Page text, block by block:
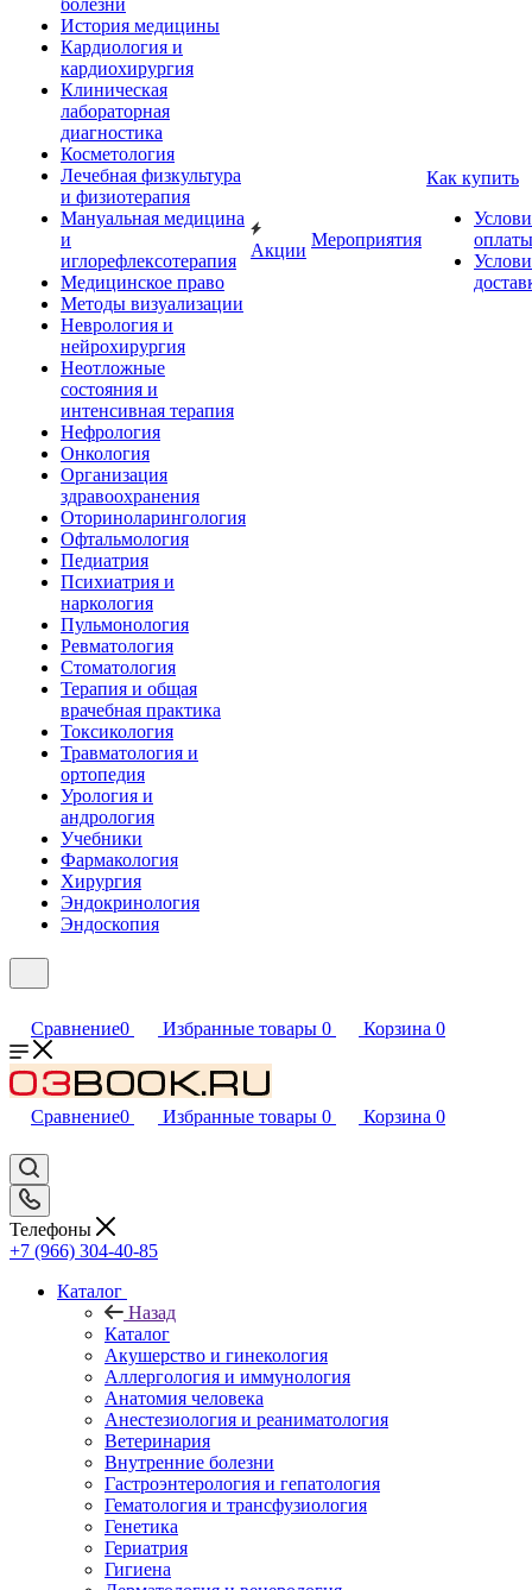
болезни
История медицины
Кардиология и
кардиохирургия
Клиническая
лабораторная
диагностика
Косметология
Лечебная физкультура
и физиотерапия
Мануальная медицина
и
иглорефлексотерапия
Медицинское право
Методы визуализации
Неврология и
нейрохирургия
Неотложные
состояния и
интенсивная терапия
Нефрология
Онкология
Организация
здравоохранения
Оториноларингология
Офтальмология
Педиатрия
Психиатрия и
наркология
Пульмонология
Ревматология
Стоматология
Терапия и общая
врачебная практика
Токсикология
Травматология и
ортопедия
Урология и
андрология
Учебники
Фармакология
Хирургия
Эндокринология
Эндоскопия
Акции
Мероприятия
Как купить
оплаты
Сравнение0 Избранные товары 0 Корзина 0
Сравнение0 Избранные товары 0 Корзина 0
Телефоны
+7 (966) 304-40-85
Каталог
Назад
Каталог
Акушерство и гинекология
Аллергология и иммунология
Анатомия человека
Анестезиология и реаниматология
Ветеринария
Внутренние болезни
Гастроэнтерология и гепатология
Гематология и трансфузиология
Генетика
Гериатрия
Гигиена